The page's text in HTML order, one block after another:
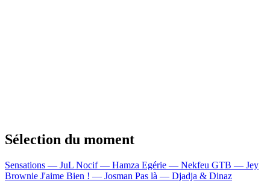
Sélection du moment
Sensations — JuL Nocif — Hamza Egérie — Nekfeu GTB — Jey
Brownie J'aime Bien ! — Josman Pas là — Djadja & Dinaz